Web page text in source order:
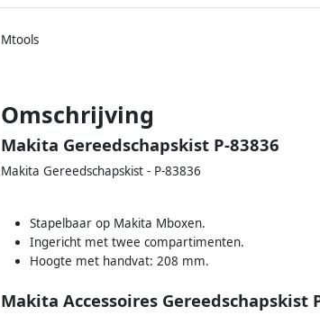
Mtools
Omschrijving
Makita Gereedschapskist P-83836
Makita Gereedschapskist - P-83836
Stapelbaar op Makita Mboxen.
Ingericht met twee compartimenten.
Hoogte met handvat: 208 mm.
Makita Accessoires Gereedschapskist